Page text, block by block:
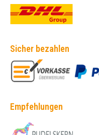
Sicher bezahlen
Empfehlungen